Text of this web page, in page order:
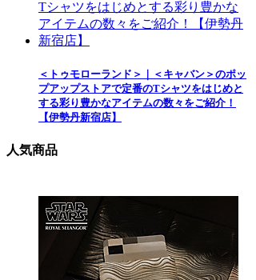
＜トゥモローランド＞｜＜キャバン＞のポッ
プアップストアで定番のTシャツをはじめと
する彩り豊かなアイテムの数々をご紹介！
【伊勢丹新宿店】
人気商品